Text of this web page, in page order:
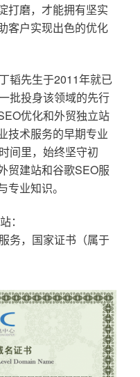
打磨，才能拥有坚实
客户实现出色的优化
韬先生于2011年就已
批投身该领域的先行
优化和外贸独立站
技术服务的早期专业
间里，始终坚守初
贸建站和谷歌SEO服
业知识。
：
务，国家证书（属于